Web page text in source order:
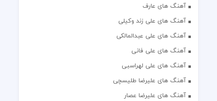
آهنگ های عارف
آهنگ های علی زند وکیلی
آهنگ های علی عبدالمالکی
آهنگ های علی فانی
آهنگ های علی لهراسبی
آهنگ های علیرضا طلیسچی
آهنگ های علیرضا عصار